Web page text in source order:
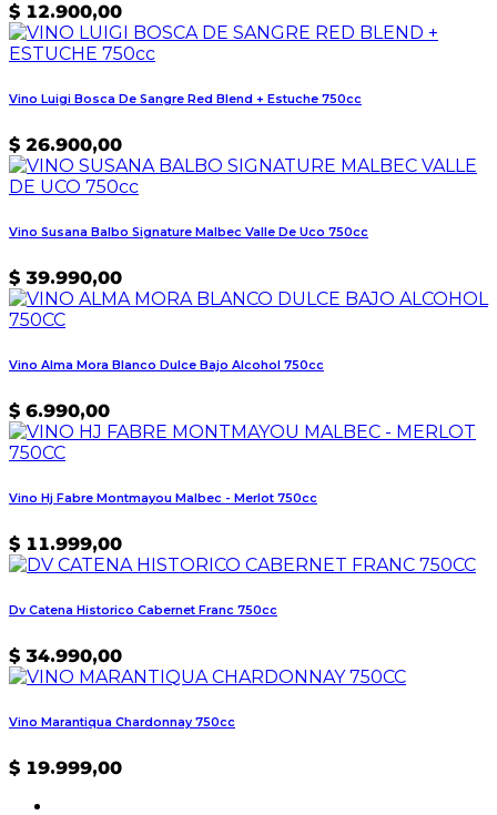
$ 12.900,00
Vino Luigi Bosca De Sangre Red Blend + Estuche 750cc
$ 26.900,00
Vino Susana Balbo Signature Malbec Valle De Uco 750cc
$ 39.990,00
Vino Alma Mora Blanco Dulce Bajo Alcohol 750cc
$ 6.990,00
Vino Hj Fabre Montmayou Malbec - Merlot 750cc
$ 11.999,00
Dv Catena Historico Cabernet Franc 750cc
$ 34.990,00
Vino Marantiqua Chardonnay 750cc
$ 19.999,00